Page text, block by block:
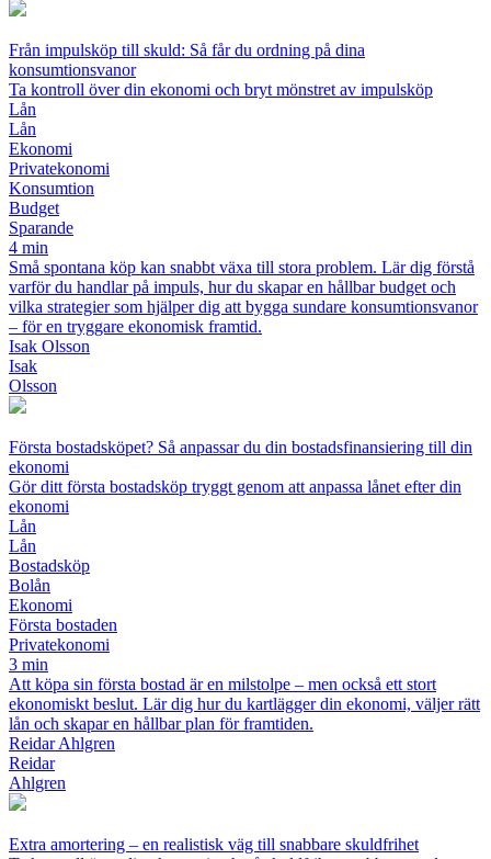
Från impulsköp till skuld: Så får du ordning på dina
konsumtionsvanor
Ta kontroll över din ekonomi och bryt mönstret av impulsköp
Lån
Lån
Ekonomi
Privatekonomi
Konsumtion
Budget
Sparande
4 min
Små spontana köp kan snabbt växa till stora problem. Lär dig förstå
varför du handlar på impuls, hur du skapar en hållbar budget och
vilka strategier som hjälper dig att bygga sundare konsumtionsvanor
– för en tryggare ekonomisk framtid.
Isak Olsson
Isak
Olsson
Första bostadsköpet? Så anpassar du din bostadsfinansiering till din
ekonomi
Gör ditt första bostadsköp tryggt genom att anpassa lånet efter din
ekonomi
Lån
Lån
Bostadsköp
Bolån
Ekonomi
Första bostaden
Privatekonomi
3 min
Att köpa sin första bostad är en milstolpe – men också ett stort
ekonomiskt beslut. Lär dig hur du kartlägger din ekonomi, väljer rätt
lån och skapar en hållbar plan för framtiden.
Reidar Ahlgren
Reidar
Ahlgren
Extra amortering – en realistisk väg till snabbare skuldfrihet